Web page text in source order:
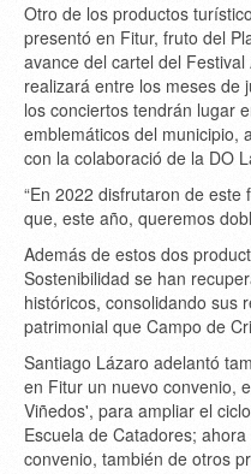
Otro de los productos
presentó en Fitur, fruto del
avance del cartel del
realizará entre los meses de
los conciertos tendrán lugar
emblemáticos del municipio,
con la colaboració de la DO
“En 2022 disfrutaron de
que, este año, queremos
Además de estos dos
Sostenibilidad se han
históricos, consolidando sus
patrimonial que Campo de
Santiago Lázaro adelantó
en Fitur un nuevo convenio,
Viñedos', para ampliar el
Escuela de Catadores;
convenio, también de otros